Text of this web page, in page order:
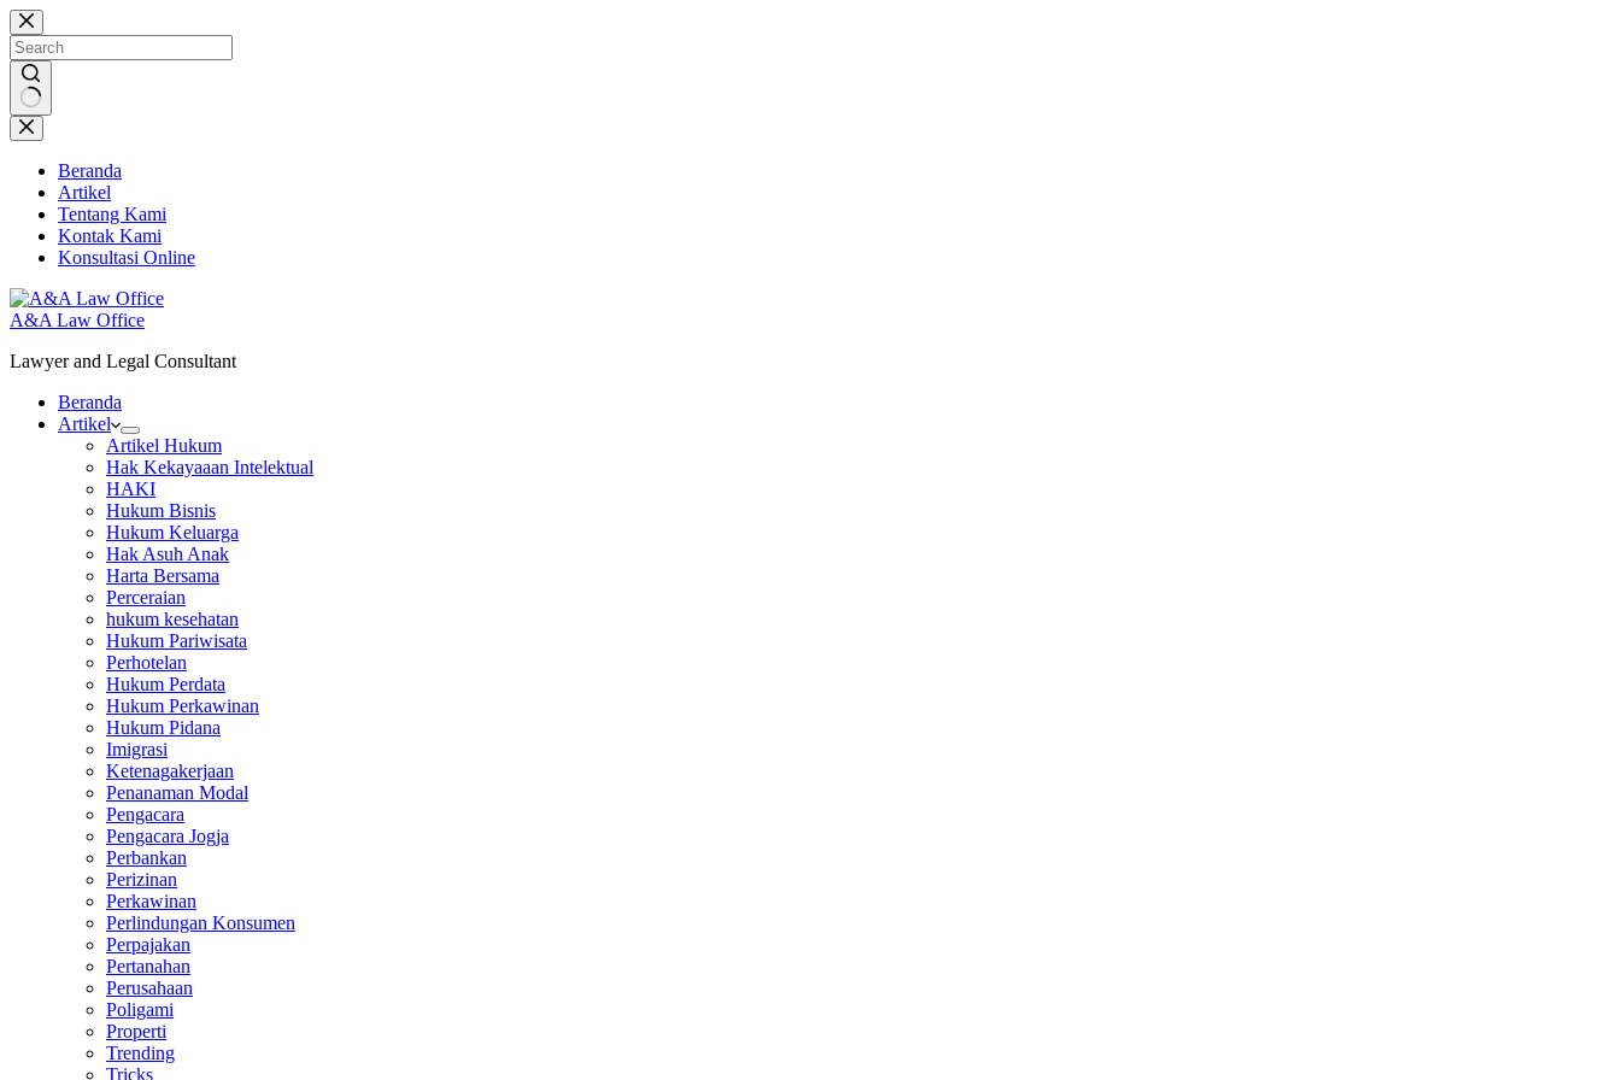
Skip
to
content
No
results
Beranda
Artikel
Tentang Kami
Kontak Kami
Konsultasi Online
A&A Law Office
Lawyer and Legal Consultant
Beranda
Artikel
Artikel Hukum
Hak Kekayaaan Intelektual
HAKI
Hukum Bisnis
Hukum Keluarga
Hak Asuh Anak
Harta Bersama
Perceraian
hukum kesehatan
Hukum Pariwisata
Perhotelan
Hukum Perdata
Hukum Perkawinan
Hukum Pidana
Imigrasi
Ketenagakerjaan
Penanaman Modal
Pengacara
Pengacara Jogja
Perbankan
Perizinan
Perkawinan
Perlindungan Konsumen
Perpajakan
Pertanahan
Perusahaan
Poligami
Properti
Trending
Tricks